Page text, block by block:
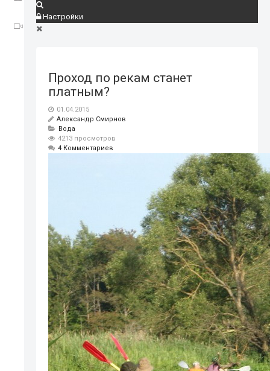
ВИДЕО
Настройки
Проход по рекам станет
платным?
01.04.2015
Александр Смирнов
Вода
4213 просмотров
4 Комментариев